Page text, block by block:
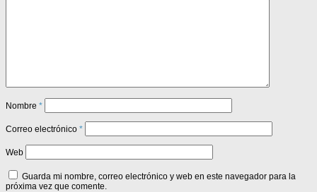
Nombre *
Correo electrónico *
Web
Guarda mi nombre, correo electrónico y web en este navegador para la
próxima vez que comente.